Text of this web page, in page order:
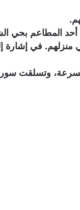
المطاعم بحي
منزلهم. في
وتسلقت